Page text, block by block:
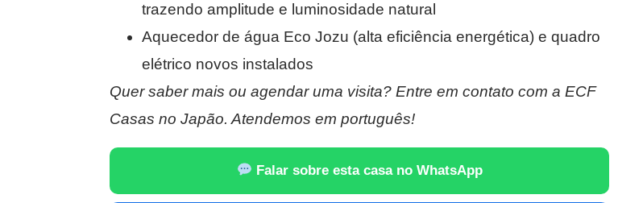
trazendo amplitude e luminosidade natural
Aquecedor de água Eco Jozu (alta eficiência energética) e quadro
elétrico novos instalados
Quer saber mais ou agendar uma visita? Entre em contato com a ECF
Casas no Japão. Atendemos em português!
Falar sobre esta casa no WhatsApp